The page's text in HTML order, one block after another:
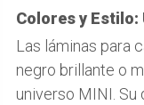
Colores y
Las láminas para
negro brillante o
universo MINI.